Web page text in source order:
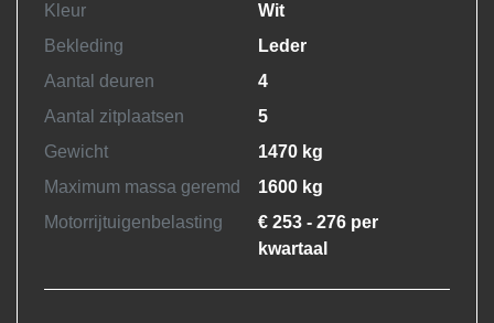
Kleur
Wit
Bekleding
Leder
Aantal deuren
4
Aantal zitplaatsen
5
Gewicht
1470 kg
Maximum massa geremd
1600 kg
Motorrijtuigenbelasting
€ 253 - 276 per
kwartaal